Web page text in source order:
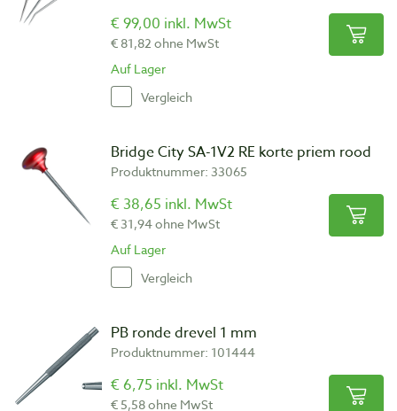
€ 99,00 inkl. MwSt
€ 81,82 ohne MwSt
Auf Lager
Vergleich
Bridge City SA-1V2 RE korte priem rood
Produktnummer: 33065
€ 38,65 inkl. MwSt
€ 31,94 ohne MwSt
Auf Lager
Vergleich
PB ronde drevel 1 mm
Produktnummer: 101444
€ 6,75 inkl. MwSt
€ 5,58 ohne MwSt